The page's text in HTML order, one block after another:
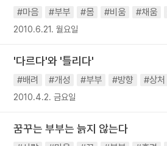
#마음 #부부 #몸 #비움 #채움
2010.6.21. 월요일
'다르다'와 '틀리다'
#배려 #개성 #부부 #방향 #상처
2010.4.2. 금요일
꿈꾸는 부부는 늙지 않는다